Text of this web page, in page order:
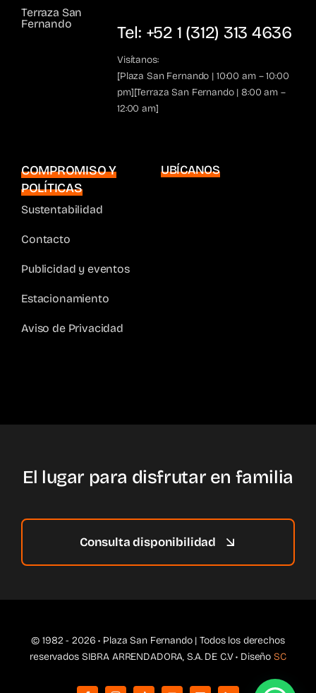
Tel: +52 1 (312) 313 4636
Visítanos:
[Plaza San Fernando | 10:00 am – 10:00
pm][Terraza San Fernando | 8:00 am –
12:00 am]
Terraza San
Fernando
COMPROMISO Y
POLÍTICAS
Sustentabilidad
Contacto
Publicidad y eventos
Estacionamiento
Aviso de Privacidad
UBÍCANOS
El lugar para disfrutar en familia
Consulta disponibilidad
© 1982 - 2026 • Plaza San Fernando | Todos los derechos
reservados SIBRA ARRENDADORA, S.A. DE C.V • DiseñoSC